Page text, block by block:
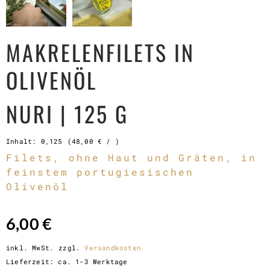
MAKRELENFILETS IN
OLIVENÖL
NURI | 125 G
Inhalt: 0,125 (48,00€ / )
Filets, ohne Haut und Gräten, in
feinstem portugiesischen
Olivenöl
6,00€
inkl. MwSt. zzgl.Versandkosten
Lieferzeit:ca. 1-3 Werktage